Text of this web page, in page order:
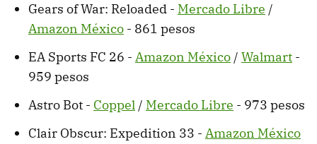
Gears of War: Reloaded - Mercado Libre /
Amazon México - 861 pesos
EA Sports FC 26 - Amazon México / Walmart -
959 pesos
Astro Bot - Coppel / Mercado Libre - 973 pesos
Clair Obscur: Expedition 33 - Amazon México